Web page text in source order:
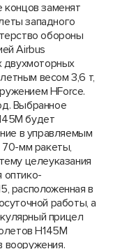
заменят
западного
обороны
Airbus
двухмоторных
весом 3,6 т,
HForce.
Выбранное
будет
в управляемым
70-мм ракеты,
целеуказания
оптико-
расположенная в
работы, а
прицел
H145M
вооружения.